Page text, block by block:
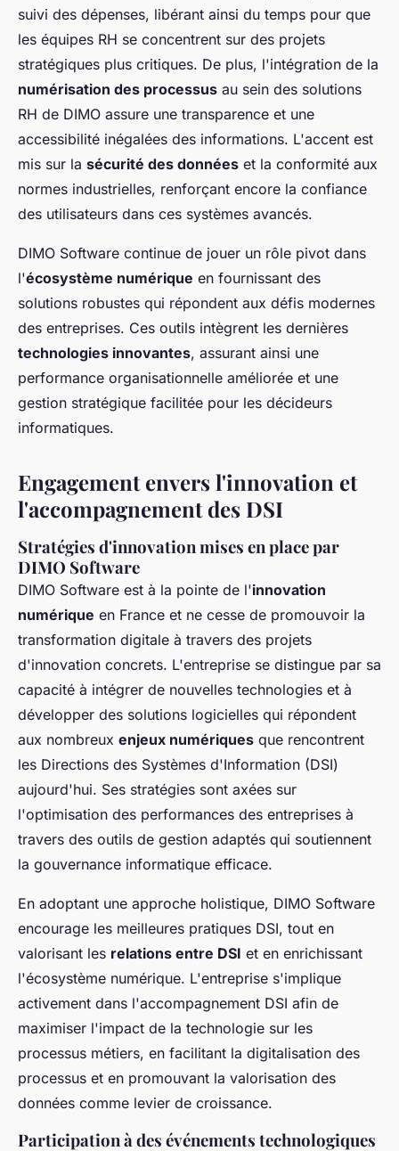
suivi des dépenses, libérant ainsi du temps pour que
les équipes RH se concentrent sur des projets
stratégiques plus critiques. De plus, l'intégration de la
numérisation des processus au sein des solutions
RH de DIMO assure une transparence et une
accessibilité inégalées des informations. L'accent est
mis sur la sécurité des données et la conformité aux
normes industrielles, renforçant encore la confiance
des utilisateurs dans ces systèmes avancés.
DIMO Software continue de jouer un rôle pivot dans
l'écosystème numérique en fournissant des
solutions robustes qui répondent aux défis modernes
des entreprises. Ces outils intègrent les dernières
technologies innovantes, assurant ainsi une
performance organisationnelle améliorée et une
gestion stratégique facilitée pour les décideurs
informatiques.
Engagement envers l'innovation et
l'accompagnement des DSI
Stratégies d'innovation mises en place par
DIMO Software
DIMO Software est à la pointe de l'innovation
numérique en France et ne cesse de promouvoir la
transformation digitale à travers des projets
d'innovation concrets. L'entreprise se distingue par sa
capacité à intégrer de nouvelles technologies et à
développer des solutions logicielles qui répondent
aux nombreux enjeux numériques que rencontrent
les Directions des Systèmes d'Information (DSI)
aujourd'hui. Ses stratégies sont axées sur
l'optimisation des performances des entreprises à
travers des outils de gestion adaptés qui soutiennent
la gouvernance informatique efficace.
En adoptant une approche holistique, DIMO Software
encourage les meilleures pratiques DSI, tout en
valorisant les relations entre DSI et en enrichissant
l'écosystème numérique. L'entreprise s'implique
activement dans l'accompagnement DSI afin de
maximiser l'impact de la technologie sur les
processus métiers, en facilitant la digitalisation des
processus et en promouvant la valorisation des
données comme levier de croissance.
Participation à des événements technologiques